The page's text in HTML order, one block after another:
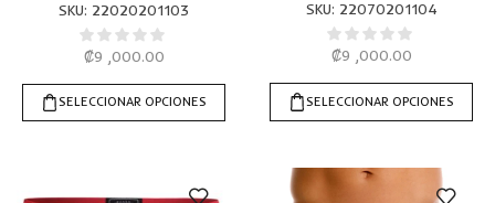
SKU: 22020201103
₡9 ,000.00
SELECCIONAR OPCIONES
SKU: 22070201104
₡9 ,000.00
SELECCIONAR OPCIONES